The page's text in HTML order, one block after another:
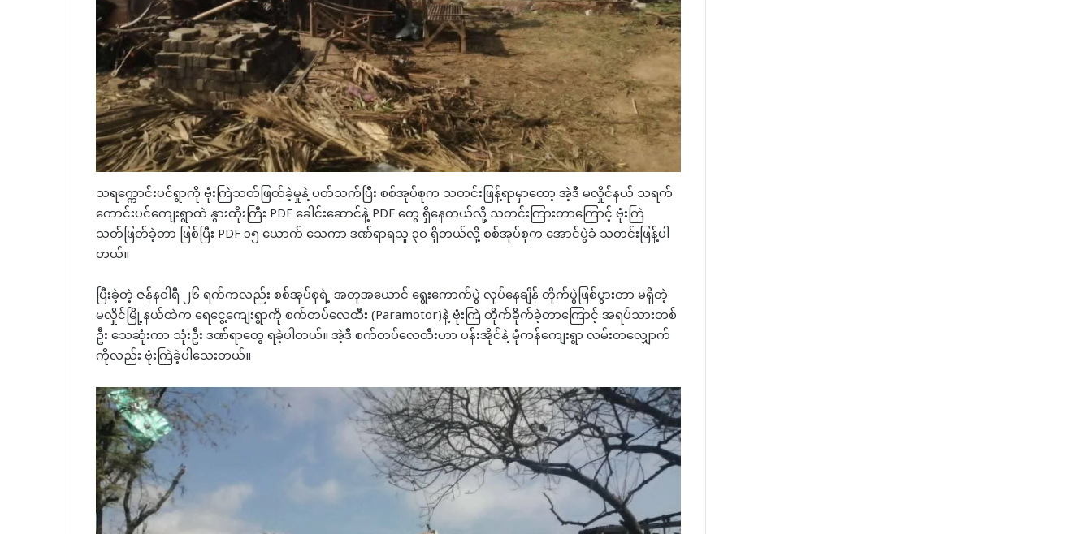
သရက္ကောင်းပင်ရွာကို ဗုံးကြဲသတ်ဖြတ်ခဲ့မှုနဲ့ ပတ်သက်ပြီး စစ်အုပ်စုက သတင်းဖြန့်ရာမှာတော့ အဲ့ဒီ မလှိုင်နယ် သရက်
ကောင်းပင်ကျေးရွာထဲ နွားထိုးကြီး PDF ခေါင်းဆောင်နဲ့ PDF တွေ ရှိနေတယ်လို့ သတင်းကြားတာကြောင့် ဗုံးကြဲ
သတ်ဖြတ်ခဲ့တာ ဖြစ်ပြီး PDF ၁၅ ယောက် သေကာ ဒဏ်ရာရသူ ၃၀ ရှိတယ်လို့ စစ်အုပ်စုက အောင်ပွဲခံ သတင်းဖြန့်ပါ
တယ်။
ပြီးခဲ့တဲ့ ဇန်နဝါရီ ၂၆ ရက်ကလည်း စစ်အုပ်စုရဲ့ အတုအယောင် ရွေးကောက်ပွဲ လုပ်နေချိန် တိုက်ပွဲဖြစ်ပွားတာ မရှိတဲ့
မလှိုင်မြို့နယ်ထဲက ရေငွေ့ကျေးရွာကို စက်တပ်လေထီး (Paramotor)နဲ့ ဗုံးကြဲ တိုက်ခိုက်ခဲ့တာကြောင့် အရပ်သားတစ်
ဦး သေဆုံးကာ သုံးဦး ဒဏ်ရာတွေ ရခဲ့ပါတယ်။ အဲ့ဒီ စက်တပ်လေထီးဟာ ပန်းအိုင်နဲ့ မုံကန်ကျေးရွာ လမ်းတလျှောက်
ကိုလည်း ဗုံးကြဲခဲ့ပါသေးတယ်။